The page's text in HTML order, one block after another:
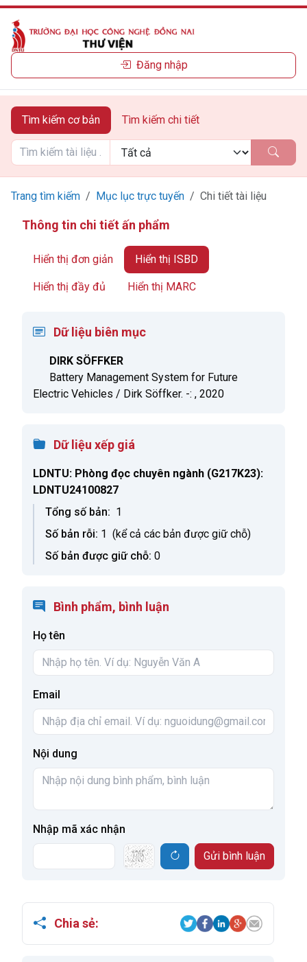
Đăng nhập
Tìm kiếm cơ bản Tìm kiếm chi tiết
Trang tìm kiếm Mục lục trực tuyến Chi tiết tài liệu
Thông tin chi tiết ấn phẩm
Hiển thị đơn giản Hiển thị ISBD
Hiển thị đầy đủ Hiển thị MARC
Dữ liệu biên mục
DIRK SÖFFKER
Battery Management System for Future
Electric Vehicles / Dirk Söffker. -: , 2020
Dữ liệu xếp giá
LDNTU: Phòng đọc chuyên ngành (G217K23):
LDNTU24100827
Tổng số bản: 1
Số bản rỗi: 1 (kể cả các bản được giữ chỗ)
Số bản được giữ chỗ: 0
Bình phẩm, bình luận
Họ tên
Email
Nội dung
Nhập mã xác nhận
Chia sẻ: